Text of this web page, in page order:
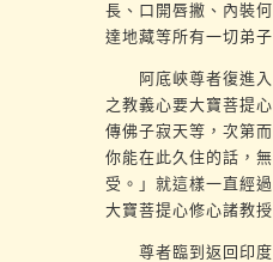
長、口開唇撇、內裝
達地藏等所有一切弟
阿底峽尊者復進入
之教義心要大寶菩提
傳佛子寂天等，次第
你能在此久住的話，
受。」就這樣一直經
大寶菩提心修心諸教
尊者臨到返回印度